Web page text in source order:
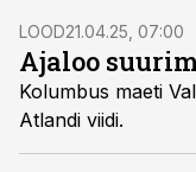
LOOD21.04.25, 07:00
Ajaloo
Kolumbus maeti
Atlandi viidi.